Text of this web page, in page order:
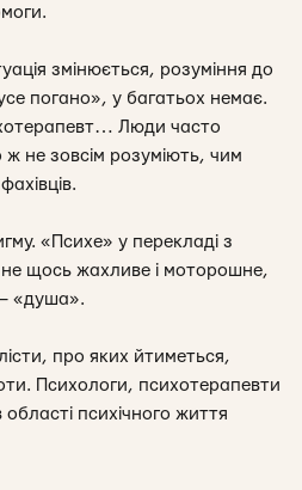
змінюється, розуміння до
погано», у багатьох немає.
Люди часто
не зовсім розуміють, чим
«Психе» у перекладі з
не щось жахливе і моторошне,
«душа».
про яких йтиметься,
. Психологи, психотерапевти
області психічного життя